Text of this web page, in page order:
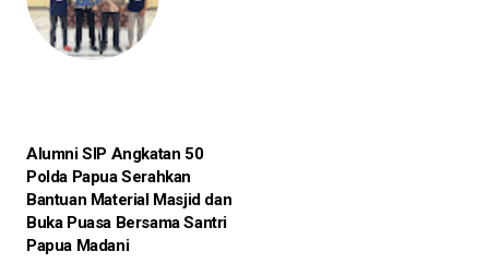
Alumni SIP Angkatan 50
Polda Papua Serahkan
Bantuan Material Masjid dan
Buka Puasa Bersama Santri
Papua Madani